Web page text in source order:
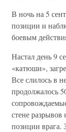
В ночь на 5
позиции и
боевым
Настал день 9
«катюши»,
Все слилось в
продолжалось
стене
позиции врага.